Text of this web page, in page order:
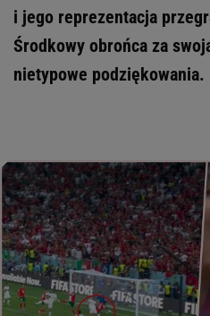
i jego reprezentacja
Środkowy obrońca za
nietypowe podziękowania.